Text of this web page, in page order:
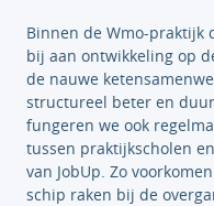
Binnen de Wmo-praktijk
bij aan ontwikkeling op
de nauwe
structureel beter en
fungeren we ook
tussen praktijkscholen
van JobUp. Zo
schip raken bij de